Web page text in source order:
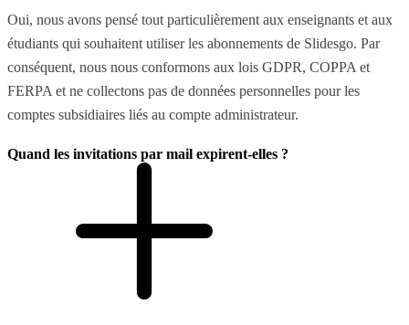
Oui, nous avons pensé tout particulièrement aux enseignants et aux
étudiants qui souhaitent utiliser les abonnements de Slidesgo. Par
conséquent, nous nous conformons aux lois GDPR, COPPA et
FERPA et ne collectons pas de données personnelles pour les
comptes subsidiaires liés au compte administrateur.
Quand les invitations par mail expirent-elles ?